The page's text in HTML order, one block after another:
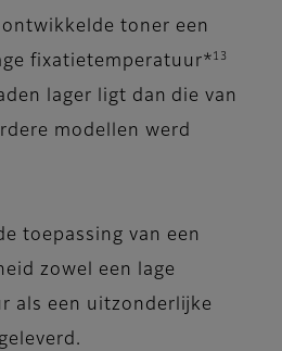
toner een
fixatietemperatuur*
13
lager ligt dan die van
modellen werd
toepassing van een
zowel een lage
als een uitzonderlijke